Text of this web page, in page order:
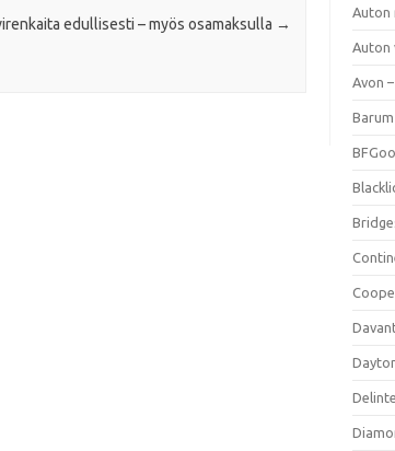
edullisesti – myös osamaksulla →
Auton
Auton
Avon